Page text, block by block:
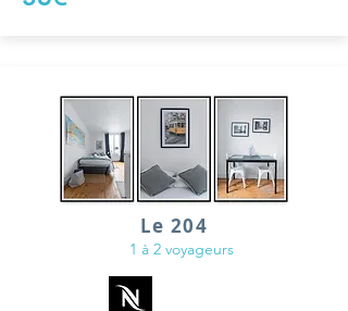
Le 204
1 à 2 voyageurs